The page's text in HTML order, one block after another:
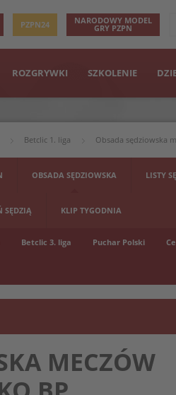
PZPN24 NARODOWY MODEL
GRY PZPN
ROZGRYWKI SZKOLENIE
Betclic 1. liga Obsada sędziowska
OBSADA SĘDZIOWSKA LISTY
SĘDZIĄ KLIP TYGODNIA
Betclic 3. liga Puchar Polski
MECZÓW